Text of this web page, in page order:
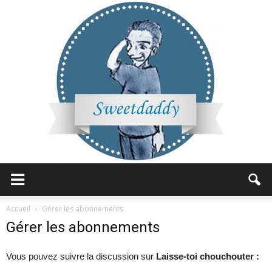
Accueil Gérer les abonnements
Gérer les abonnements
Vous pouvez suivre la discussion sur Laisse-toi chouchouter :